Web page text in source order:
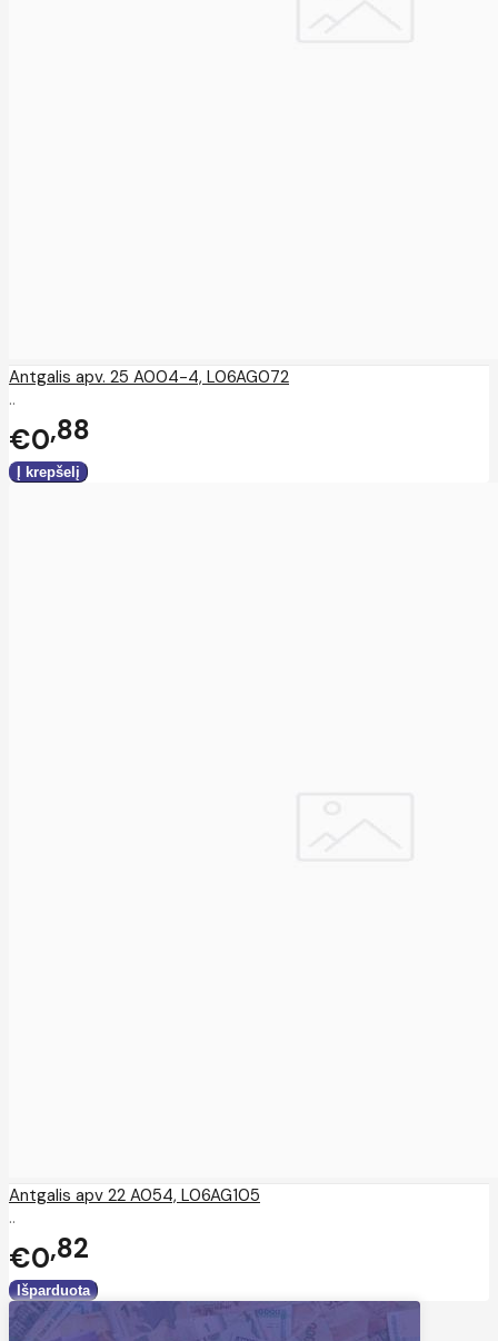
Antgalis apv. 25 A004-4, L06AG072
..
€0 88
Antgalis apv 22 A054, L06AG105
..
€0 82